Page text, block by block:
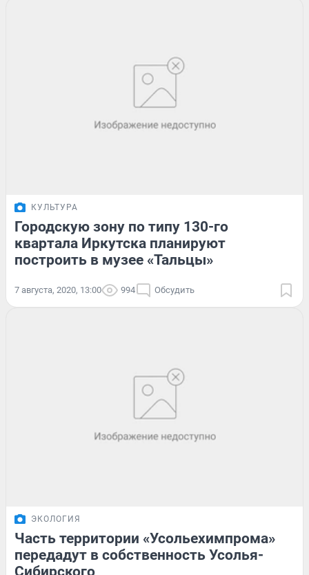
КУЛЬТУРА
Городскую зону по типу 130-го
квартала Иркутска планируют
построить в музее «Тальцы»
7 августа, 2020, 13:00 994 Обсудить
ЭКОЛОГИЯ
Часть территории «Усольехимпрома»
передадут в собственность Усолья-
Сибирского